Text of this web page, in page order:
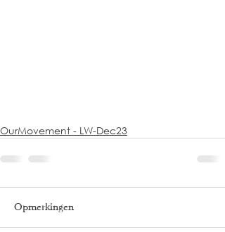
OurMovement - LW-Dec23
Opmerkingen